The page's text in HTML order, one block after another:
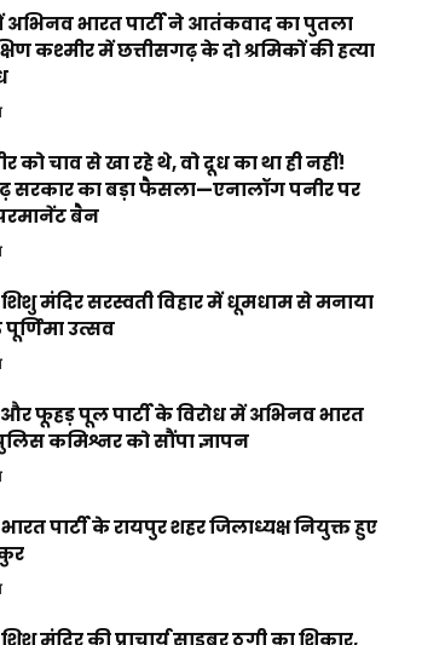
अभिनव भारत पार्टी ने आतंकवाद का पुतला
कश्मीर में छत्तीसगढ़ के दो श्रमिकों की हत्या
को चाव से खा रहे थे, वो दूध का था ही नहीं!
सरकार का बड़ा फैसला—एनालॉग पनीर पर
बैन
मंदिर सरस्वती विहार में धूमधाम से मनाया
उत्सव
फूहड़ पूल पार्टी के विरोध में अभिनव भारत
कमिश्नर को सौंपा ज्ञापन
पार्टी के रायपुर शहर जिलाध्यक्ष नियुक्त हुए
मंदिर की प्राचार्य साइबर ठगी का शिकार,